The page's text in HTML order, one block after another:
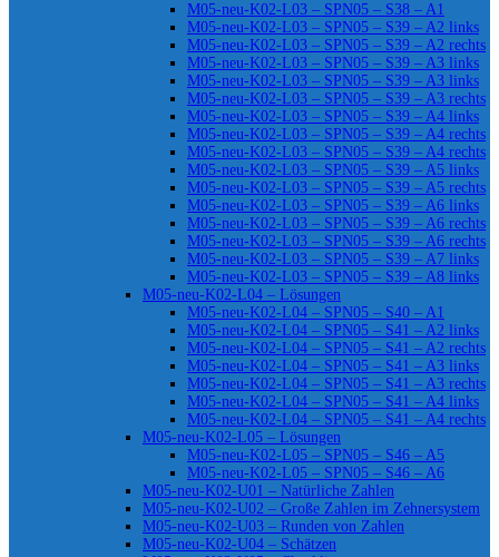
M05-neu-K02-L03 – SPN05 – S38 – A1
M05-neu-K02-L03 – SPN05 – S39 – A2 links
M05-neu-K02-L03 – SPN05 – S39 – A2 rechts
M05-neu-K02-L03 – SPN05 – S39 – A3 links
M05-neu-K02-L03 – SPN05 – S39 – A3 links
M05-neu-K02-L03 – SPN05 – S39 – A3 rechts
M05-neu-K02-L03 – SPN05 – S39 – A4 links
M05-neu-K02-L03 – SPN05 – S39 – A4 rechts
M05-neu-K02-L03 – SPN05 – S39 – A4 rechts
M05-neu-K02-L03 – SPN05 – S39 – A5 links
M05-neu-K02-L03 – SPN05 – S39 – A5 rechts
M05-neu-K02-L03 – SPN05 – S39 – A6 links
M05-neu-K02-L03 – SPN05 – S39 – A6 rechts
M05-neu-K02-L03 – SPN05 – S39 – A6 rechts
M05-neu-K02-L03 – SPN05 – S39 – A7 links
M05-neu-K02-L03 – SPN05 – S39 – A8 links
M05-neu-K02-L04 – Lösungen
M05-neu-K02-L04 – SPN05 – S40 – A1
M05-neu-K02-L04 – SPN05 – S41 – A2 links
M05-neu-K02-L04 – SPN05 – S41 – A2 rechts
M05-neu-K02-L04 – SPN05 – S41 – A3 links
M05-neu-K02-L04 – SPN05 – S41 – A3 rechts
M05-neu-K02-L04 – SPN05 – S41 – A4 links
M05-neu-K02-L04 – SPN05 – S41 – A4 rechts
M05-neu-K02-L05 – Lösungen
M05-neu-K02-L05 – SPN05 – S46 – A5
M05-neu-K02-L05 – SPN05 – S46 – A6
M05-neu-K02-U01 – Natürliche Zahlen
M05-neu-K02-U02 – Große Zahlen im Zehnersystem
M05-neu-K02-U03 – Runden von Zahlen
M05-neu-K02-U04 – Schätzen